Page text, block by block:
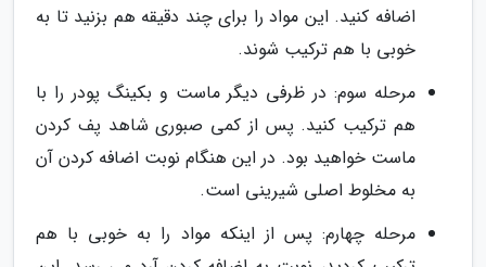
اضافه کنید. این مواد را برای چند دقیقه هم بزنید تا به
خوبی با هم ترکیب شوند.
مرحله سوم: در ظرفی دیگر ماست و بکینگ پودر را با
هم ترکیب کنید. پس از کمی صبوری شاهد پف کردن
ماست خواهید بود. در این هنگام نوبت اضافه کردن آن
به مخلوط اصلی شیرینی است.
مرحله چهارم: پس از اینکه مواد را به خوبی با هم